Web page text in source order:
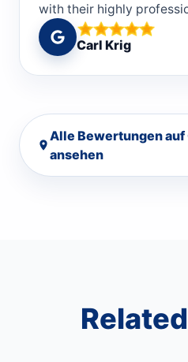
with their highly
caring staff.
Carl Krig
Alle Bewertungen auf
ansehen